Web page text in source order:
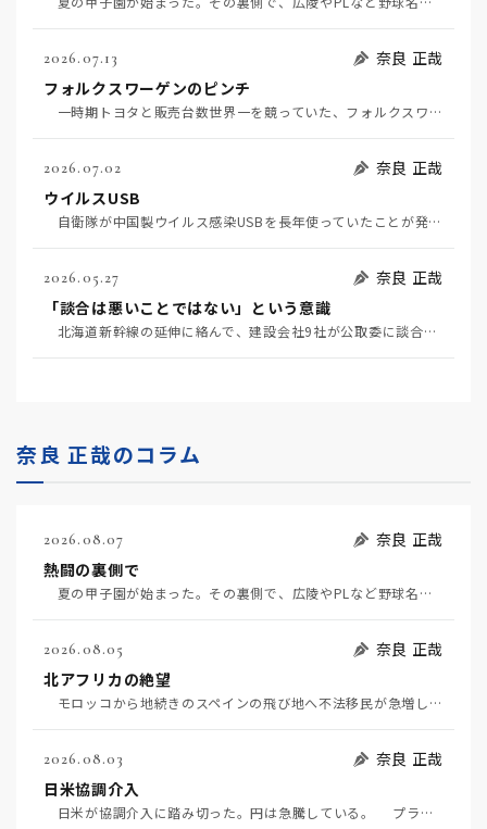
2026.07.13
奈良 正哉
フォルクスワーゲンのピンチ
一時期トヨタと販売台数世界一を競っていた、フォルクスワーゲンの経営がピンチだ（7月11日日経）。そ…
2026.07.02
奈良 正哉
ウイルスUSB
自衛隊が中国製ウイルス感染USBを長年使っていたことが発覚して問題になっている（7月2日日経）。筆…
2026.05.27
奈良 正哉
「談合は悪いことではない」という意識
北海道新幹線の延伸に絡んで、建設会社9社が公取委に談合を疑われている（5月20日日経）。 談合と…
奈良 正哉のコラム
2026.08.07
奈良 正哉
熱闘の裏側で
夏の甲子園が始まった。その裏側で、広陵やPLなど野球名門校（だった）の不祥事のその後について、「熱…
2026.08.05
奈良 正哉
北アフリカの絶望
モロッコから地続きのスペインの飛び地へ不法移民が急増していて、当地の大問題となっている。「海を泳い…
2026.08.03
奈良 正哉
日米協調介入
日米が協調介入に踏み切った。円は急騰している。 プラザ合意以降、協調介入は為替相場の転機になって…